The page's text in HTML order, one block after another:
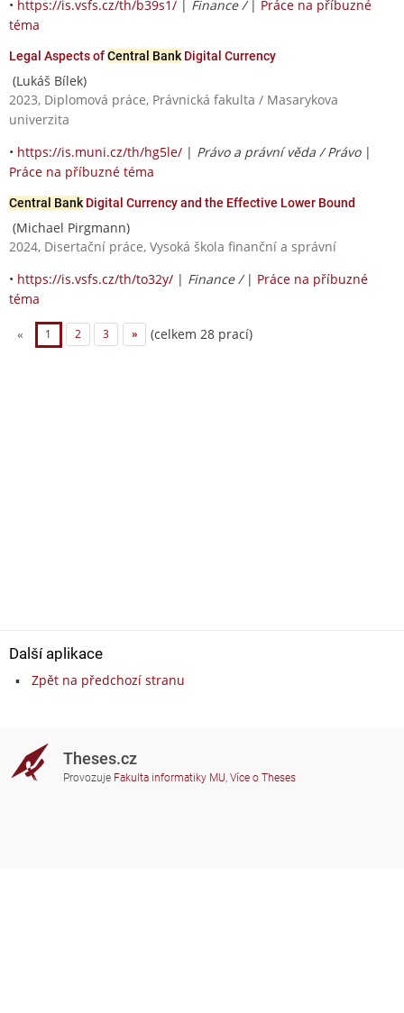
• https://is.vsfs.cz/th/b39s1/ | Finance / | Práce na příbuzné
téma
Legal Aspects ofCentral Bank Digital Currency
(Lukáš Bílek)
2023, Diplomová práce, Právnická fakulta / Masarykova
univerzita
• https://is.muni.cz/th/hg5le/ | Právo a právní věda / Právo|
Práce na příbuzné téma
Central Bank Digital Currency and the Effective Lower Bound
(Michael Pirgmann)
2024, Disertační práce, Vysoká škola finanční a správní
• https://is.vsfs.cz/th/to32y/ | Finance / | Práce na příbuzné
téma
« 1 2 3 » (celkem 28 prací)
Další aplikace
Zpět na předchozí stranu
Theses.cz
Provozuje Fakulta informatiky MU, Více o Theses